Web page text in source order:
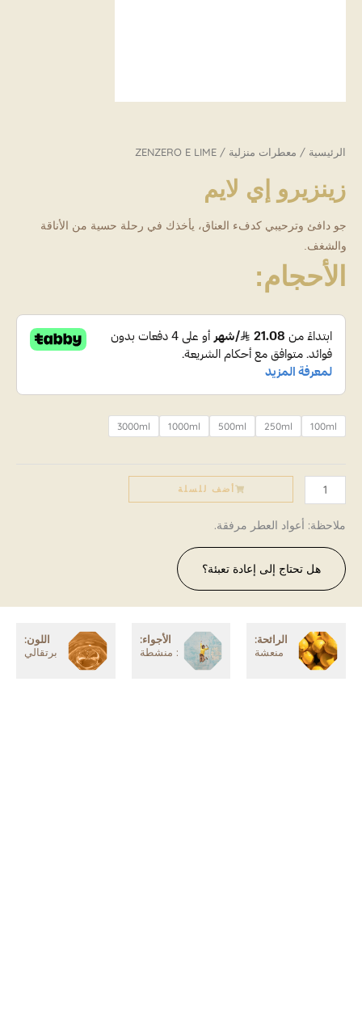
الرئيسية / معطرات منزلية / ZENZERO E LIME
زينزيرو إي لايم
جو دافئ وترحيبي كدفء العناق، يأخذك في رحلة حسية من الأناقة
والشغف.
الأحجام:
100ml
250ml
500ml
1000ml
3000ml
ZENZERO
LIME
أضف للسلة
ملاحظة: أعواد العطر مرفقة.
هل تحتاج إلى إعادة تعبئة؟
الرائحة:
منعشة
الأجواء:
: منشطة
اللون:
برتقالي